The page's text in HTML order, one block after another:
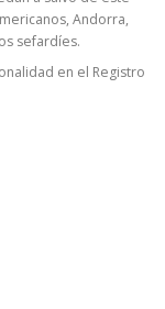
Andorra,
sefardíes.
en el Registro